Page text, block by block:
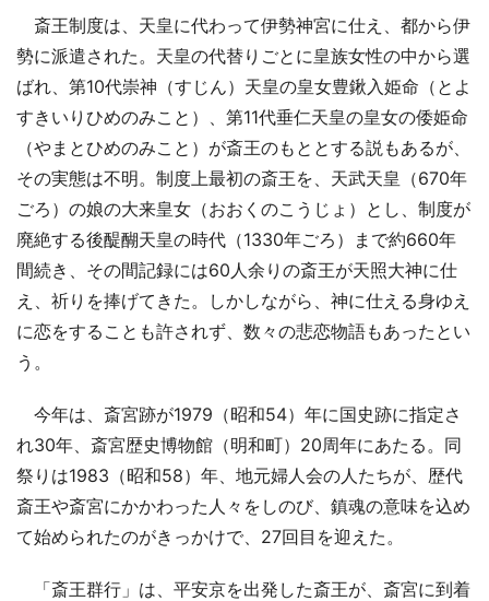
斎王制度は、天皇に代わって伊勢神宮に仕え、都から伊
勢に派遣された。天皇の代替りごとに皇族女性の中から選
ばれ、第10代崇神（すじん）天皇の皇女豊鍬入姫命（とよ
すきいりひめのみこと）、第11代垂仁天皇の皇女の倭姫命
（やまとひめのみこと）が斎王のもととする説もあるが、
その実態は不明。制度上最初の斎王を、天武天皇（670年
ごろ）の娘の大来皇女（おおくのこうじょ）とし、制度が
廃絶する後醍醐天皇の時代（1330年ごろ）まで約660年
間続き、その間記録には60人余りの斎王が天照大神に仕
え、祈りを捧げてきた。しかしながら、神に仕える身ゆえ
に恋をすることも許されず、数々の悲恋物語もあったとい
う。
今年は、斎宮跡が1979（昭和54）年に国史跡に指定さ
れ30年、斎宮歴史博物館（明和町）20周年にあたる。同
祭りは1983（昭和58）年、地元婦人会の人たちが、歴代
斎王や斎宮にかかわった人々をしのび、鎮魂の意味を込め
て始められたのがきっかけで、27回目を迎えた。
「斎王群行」は、平安京を出発した斎王が、斎宮に到着